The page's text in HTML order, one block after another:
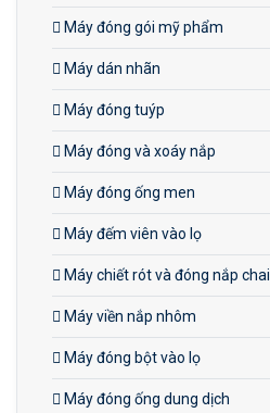
Máy đóng gói mỹ phẩm
Máy dán nhãn
Máy đóng tuýp
Máy đóng và xoáy nắp
Máy đóng ống men
Máy đếm viên vào lọ
Máy chiết rót và đóng nắp chai
Máy viền nắp nhôm
Máy đóng bột vào lọ
Máy đóng ống dung dịch